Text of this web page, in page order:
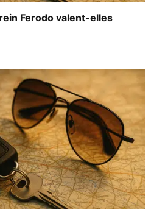
Ferodo valent-elles